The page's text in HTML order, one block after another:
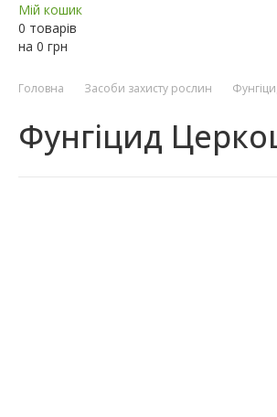
Мій кошик
0 товарів
на 0 грн
Головна Засоби захисту рослин
Фунгіцид